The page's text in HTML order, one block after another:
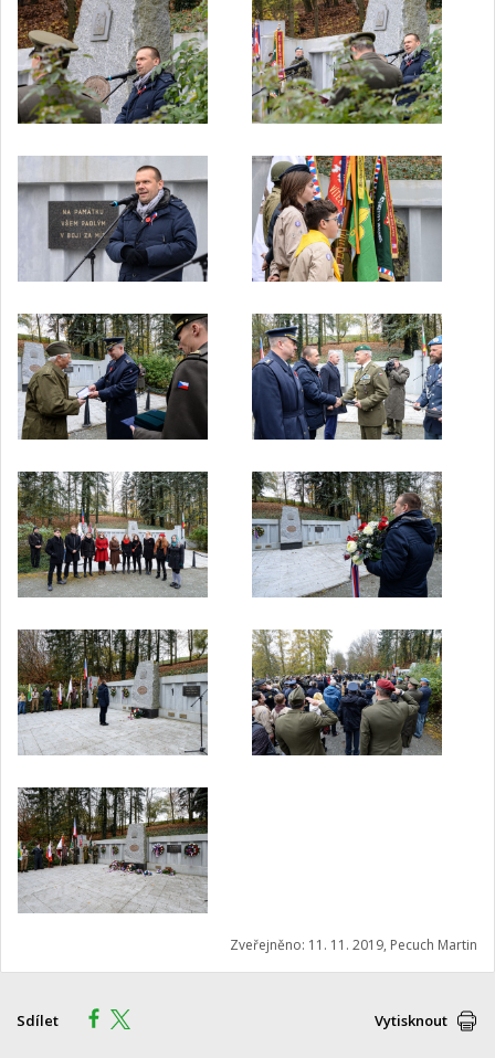
Zveřejněno: 11. 11. 2019, Pecuch Martin
Sdílet Vytisknout